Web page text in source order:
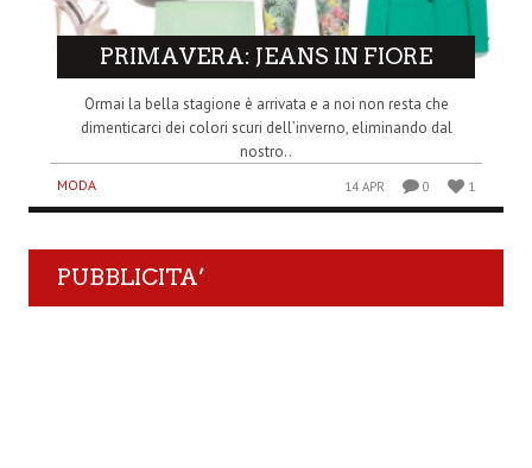
PRIMAVERA: JEANS IN FIORE
Ormai la bella stagione è arrivata e a noi non resta che
dimenticarci dei colori scuri dell’inverno, eliminando dal
nostro..
MODA 14 APR 0 1
PUBBLICITA’